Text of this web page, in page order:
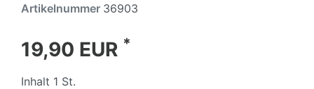
Artikelnummer 36903
19,90 EUR *
Inhalt 1 St.